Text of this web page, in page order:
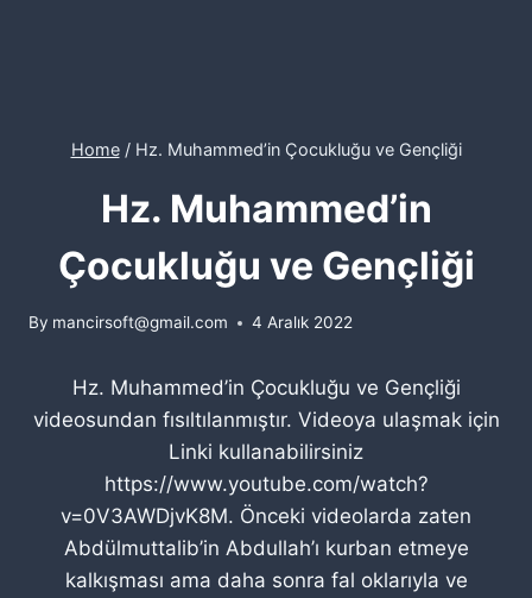
Home / Hz. Muhammed’in Çocukluğu ve Gençliği
Hz. Muhammed’in
Çocukluğu ve Gençliği
By mancirsoft@gmail.com 4 Aralık 2022
Hz. Muhammed’in Çocukluğu ve Gençliği
videosundan fısıltılanmıştır. Videoya ulaşmak için
Linki kullanabilirsiniz
https://www.youtube.com/watch?
v=0V3AWDjvK8M. Önceki videolarda zaten
Abdülmuttalib’in Abdullah’ı kurban etmeye
kalkışması ama daha sonra fal oklarıyla ve